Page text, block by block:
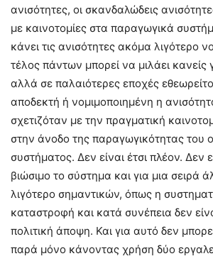
ανισότητες, οι σκανδαλώδεις
με καινοτομίες στα παραγωγικά
κάνει τις ανισότητες ακόμα λιγότερο
τέλος πάντων μπορεί να μιλάει κανείς
αλλά σε παλαιότερες εποχές
αποδεκτή ή νομιμοποιημένη η
σχετιζόταν με την πραγματική
στην άνοδο της παραγωγικότητας του
συστήματος. Δεν είναι έτσι πλέον. Δεν
βιώσιμο το σύστημα και για μια σειρά
λιγότερο σημαντικών, όπως η
καταστροφή και κατά συνέπεια δεν
πολιτική άποψη. Και για αυτό δεν
παρά μόνο κάνοντας χρήση δύο